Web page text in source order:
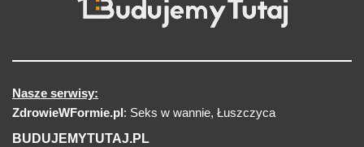
Nasze serwisy:
ZdrowieWFormie.pl: Seks w wannie, Łuszczyca
BUDUJEMYTUTAJ.PL